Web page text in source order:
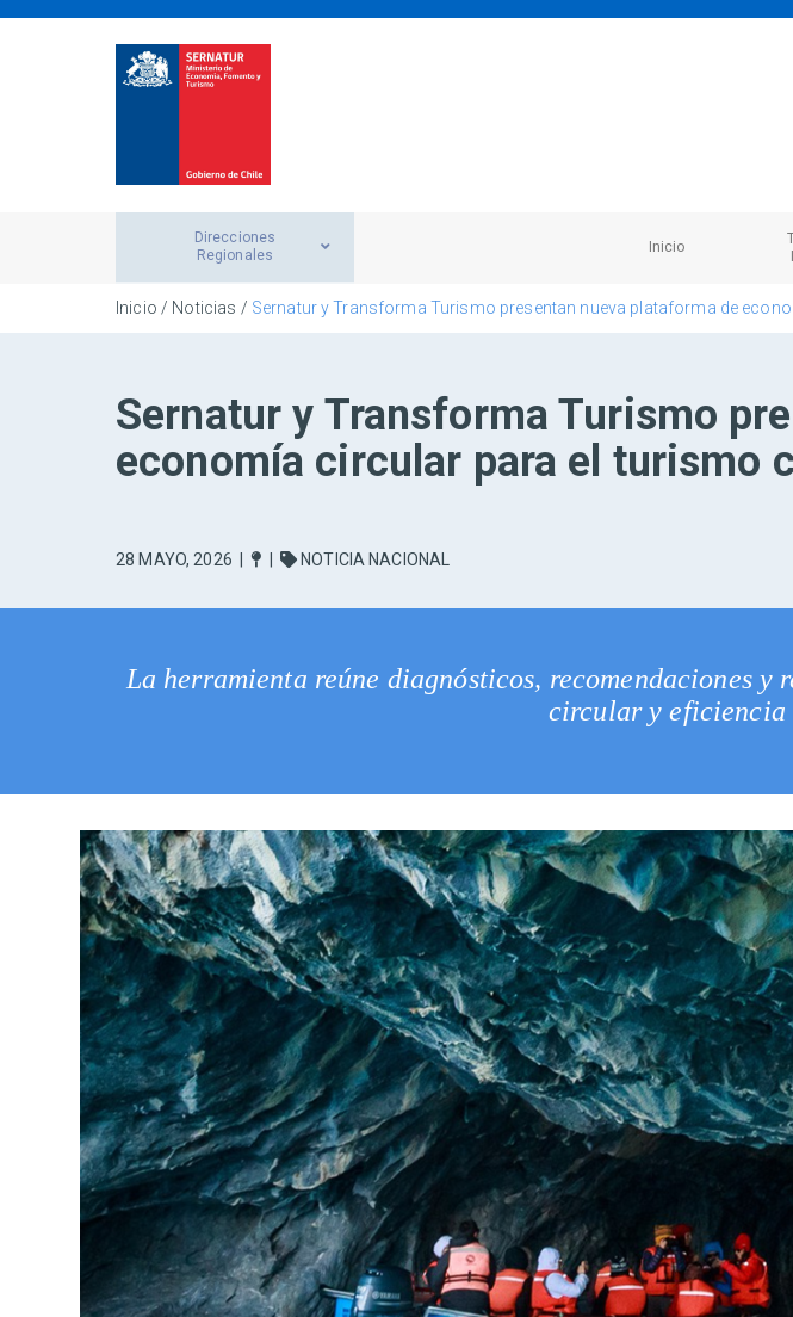
Direcciones
Regionales
Inicio
Inicio / Noticias / Sernatur y Transforma Turismo presentan nueva plataforma de
Sernatur y Transforma Turismo
economía circular para el turismo
28 MAYO, 2026 NOTICIA NACIONAL
La herramienta reúne diagnósticos, recomendaciones
circular y eficiencia